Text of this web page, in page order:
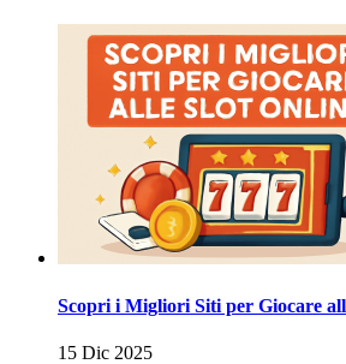
Scopri i Migliori Siti per Giocare
15 Dic 2025